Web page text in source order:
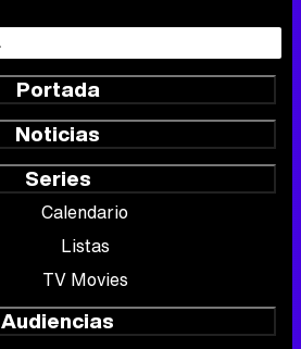
Portada
Noticias
Series
Calendario
Listas
TV Movies
Audiencias